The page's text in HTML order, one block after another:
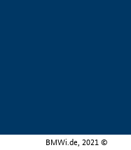
BMWi.de, 2021 ©